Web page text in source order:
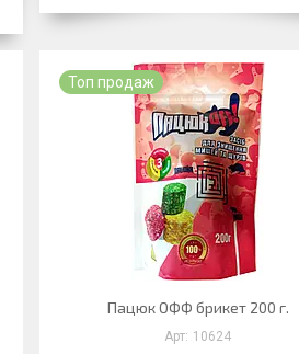
Топ продаж
Пацюк ОФФ брикет 200 г.
10624